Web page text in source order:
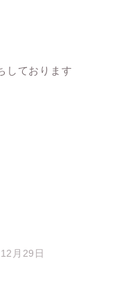
しております
月29日